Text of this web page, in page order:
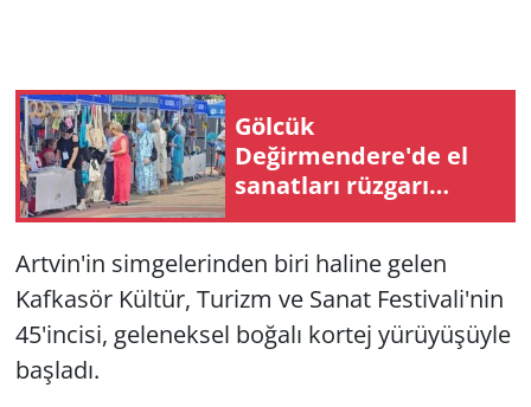
Gölcük
Değirmendere'de el
sanatları rüzgarı
esiyor
Artvin'in simgelerinden biri haline gelen
Kafkasör Kültür, Turizm ve Sanat Festivali'nin
45'incisi, geleneksel boğalı kortej yürüyüşüyle
başladı.